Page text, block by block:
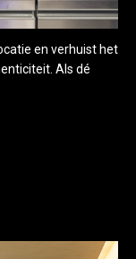
en verhuist het
Als dé